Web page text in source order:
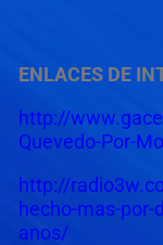
ENLACES DE
http://
Quevedo-Por-
http://
hecho-mas-por-
anos/